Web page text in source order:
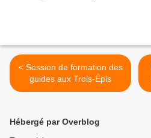
< Session de formation des
guides aux Trois-Épis
Hébergé par Overblog